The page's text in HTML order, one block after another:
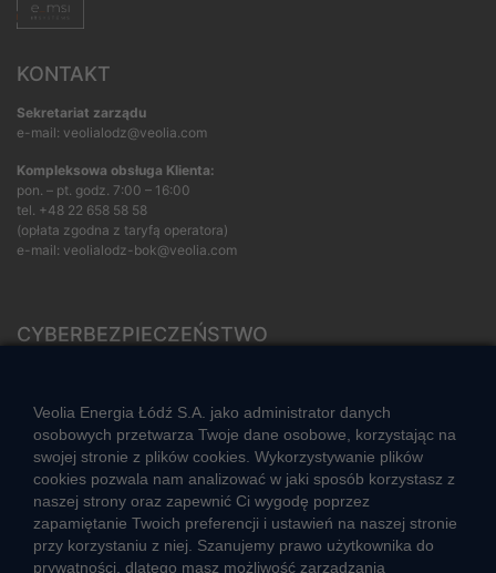
KONTAKT
Sekretariat zarządu
e-mail: veolialodz@veolia.com
Kompleksowa obsługa Klienta:
pon. – pt. godz. 7:00 – 16:00
tel. +48 22 658 58 58
(opłata zgodna z taryfą operatora)
e-mail: veolialodz-bok@veolia.com
CYBERBEZPIECZEŃSTWO
CIEPŁO SYSTEMOWE
Zalety ciepła systemowego
Ciepło przez cały rok
Veolia Energia Łódź S.A. jako administrator danych
osobowych przetwarza Twoje dane osobowe, korzystając na
swojej stronie z plików cookies. Wykorzystywanie plików
cookies pozwala nam analizować w jaki sposób korzystasz z
naszej strony oraz zapewnić Ci wygodę poprzez
zapamiętanie Twoich preferencji i ustawień na naszej stronie
przy korzystaniu z niej. Szanujemy prawo użytkownika do
prywatności, dlatego masz możliwość zarządzania